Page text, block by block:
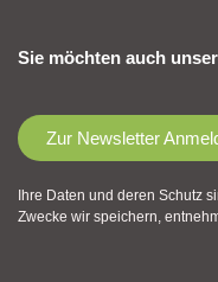
Sie möchten auch
Zur Newsletter
Ihre Daten und deren Schutz
Zwecke wir speichern,